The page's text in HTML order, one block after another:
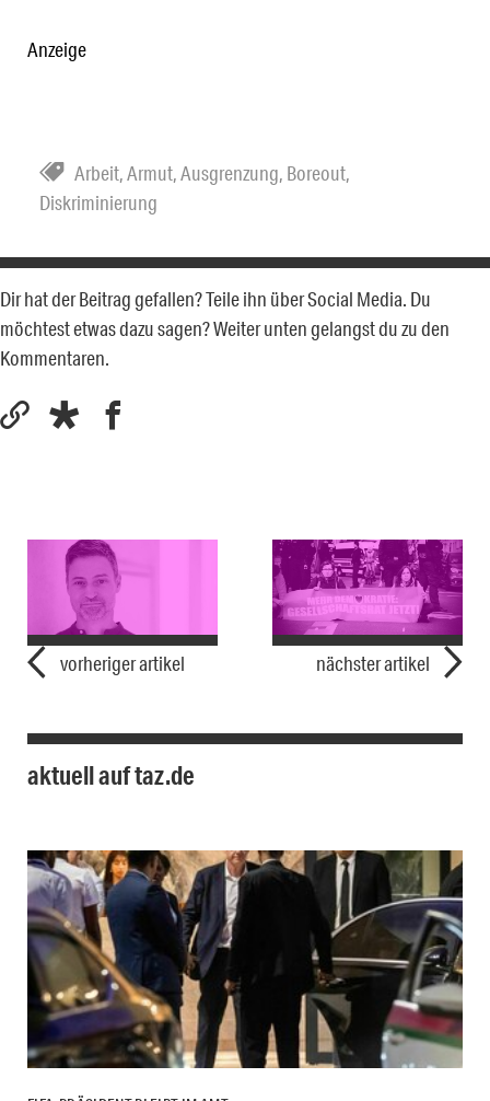
Anzeige
Arbeit,Armut,Ausgrenzung, Boreout,
Diskriminierung
Dir hat der Beitrag gefallen? Teile ihn über Social Media. Du
möchtest etwas dazu sagen? Weiter unten gelangst du zu den
Kommentaren.
vorheriger artikel nächster artikel
aktuell auf taz.de